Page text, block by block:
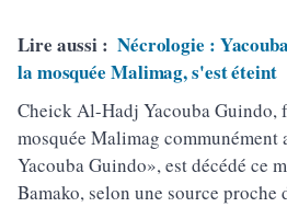
Lire aussi : Nécrologie :
la mosquée Malimag, s'est éteint
Cheick Al-Hadj Yacouba Guindo,
mosquée Malimag communément
Yacouba Guindo», est décédé ce
Bamako, selon une source proche